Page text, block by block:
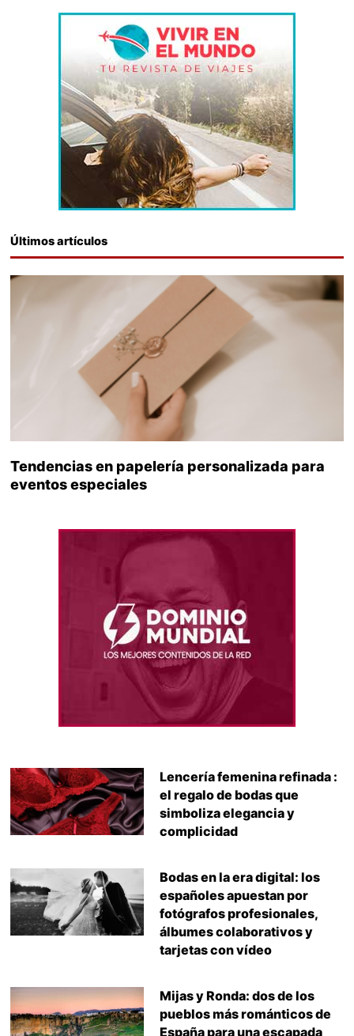
Últimos artículos
Tendencias en papelería personalizada para
eventos especiales
Lencería femenina refinada :
el regalo de bodas que
simboliza elegancia y
complicidad
Bodas en la era digital: los
españoles apuestan por
fotógrafos profesionales,
álbumes colaborativos y
tarjetas con vídeo
Mijas y Ronda: dos de los
pueblos más románticos de
España para una escapada